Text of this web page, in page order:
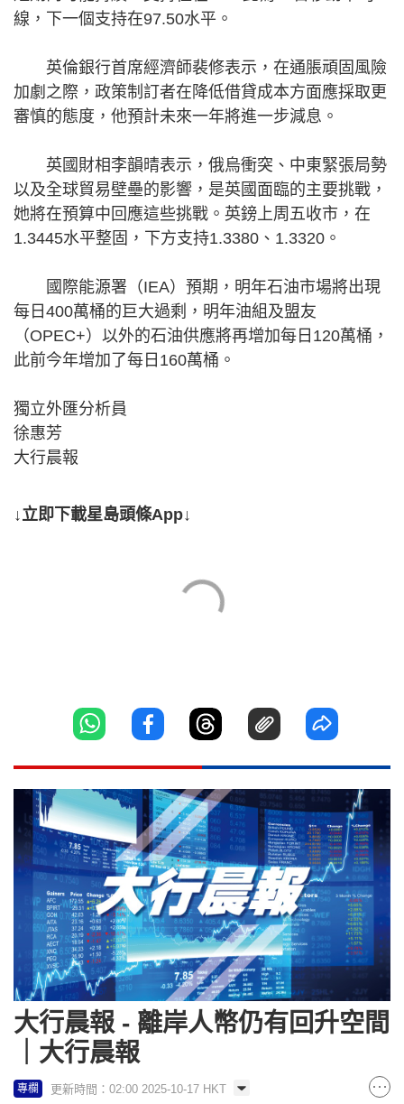
線，下一個支持在97.50水平。
英倫銀行首席經濟師裴修表示，在通脹頑固風險
加劇之際，政策制訂者在降低借貸成本方面應採取更
審慎的態度，他預計未來一年將進一步減息。
英國財相李韻晴表示，俄烏衝突、中東緊張局勢
以及全球貿易壁壘的影響，是英國面臨的主要挑戰，
她將在預算中回應這些挑戰。英鎊上周五收市，在
1.3445水平整固，下方支持1.3380、1.3320。
國際能源署（IEA）預期，明年石油市場將出現
每日400萬桶的巨大過剩，明年油組及盟友
（OPEC+）以外的石油供應將再增加每日120萬桶，
此前今年增加了每日160萬桶。
獨立外匯分析員
徐惠芳
大行晨報
↓立即下載星島頭條App↓
大行晨報 - 離岸人幣仍有回升空間
｜大行晨報
專欄 更新時間：02:00 2025-10-17 HKT